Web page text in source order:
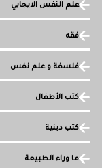
علم النفس الايجابي
فقه
فلسفة و علم نفس
كتب الأطفال
كتب دينية
ما وراء الطبيعة